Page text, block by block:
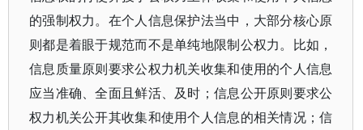
的强制权力。在个人信息保护法当中，大部分核心原
则都是着眼于规范而不是单纯地限制公权力。比如，
信息质量原则要求公权力机关收集和使用的个人信息
应当准确、全面且鲜活、及时；信息公开原则要求公
权力机关公开其收集和使用个人信息的相关情况；信